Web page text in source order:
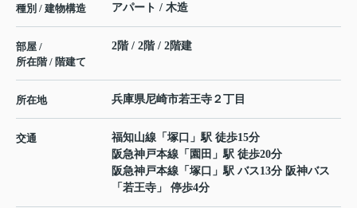
種別 / 建物構造 アパート / 木造
部屋 /
所在階 / 階建て
2階 / 2階 / 2階建
所在地 兵庫県尼崎市若王寺 ２丁目
交通 福知山線 「 塚口 」駅 徒歩15分
阪急神戸本線 「 園田 」駅 徒歩20分
阪急神戸本線 「 塚口 」駅 バス13分 阪神バス
「若王寺」 停歩4分